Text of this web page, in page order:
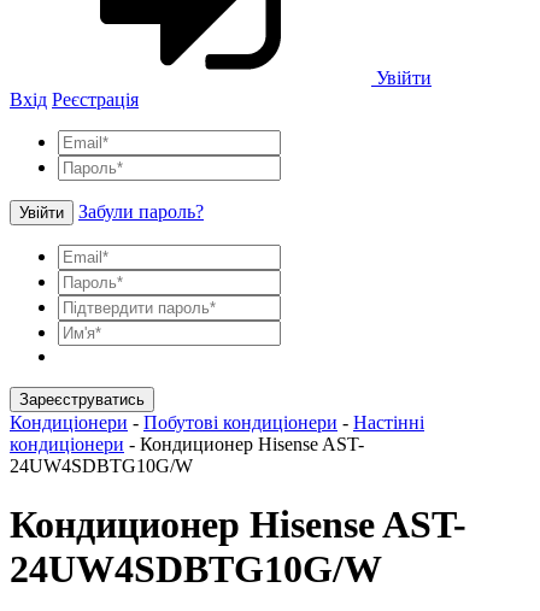
Увійти
Вхід Реєстрація
Увійти Забули пароль?
Зареєструватись
Кондиціонери - Побутові кондиціонери - Настінні
кондиціонери - Кондиционер Hisense AST-
24UW4SDBTG10G/W
Кондиционер Hisense AST-
24UW4SDBTG10G/W